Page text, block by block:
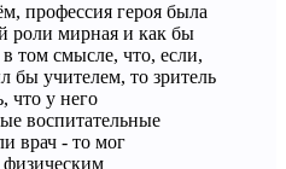
профессия героя была
роли мирная и как бы
том смысле, что, если,
бы учителем, то зритель
что у него
воспитательные
врач - то мог
физическим